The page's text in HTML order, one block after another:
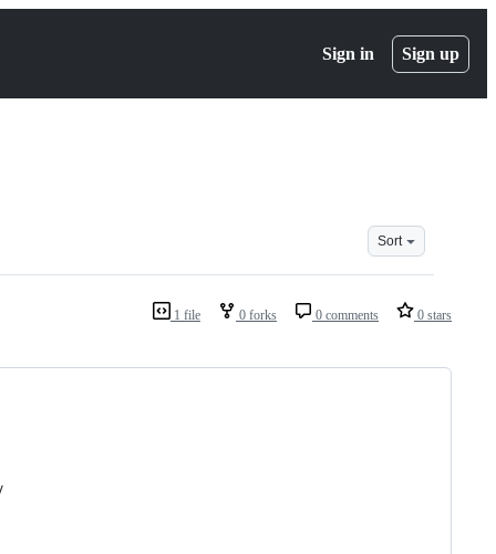
Sign in Sign up
Sort
1 file 0 forks 0 comments 0 stars